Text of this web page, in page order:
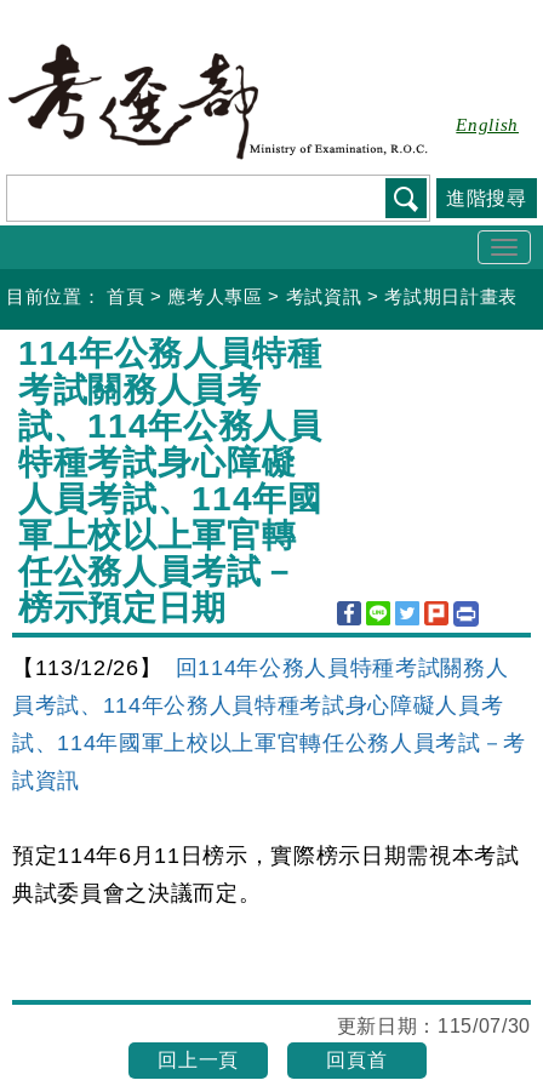
要
容
English
進階搜尋
目前位置： 首頁 > 應考人專區 > 考試資訊 >考試期日計畫表
:::
114年公務人員特種
考試關務人員考
試、114年公務人員
特種考試身心障礙
人員考試、114年國
軍上校以上軍官轉
任公務人員考試－
榜示預定日期
【113/12/26】
回114年公務人員特種考試關務人
員考試、114年公務人員特種考試身心障礙人員考
試、114年國軍上校以上軍官轉任公務人員考試－考
試資訊
預定114年6月11日榜示，實際榜示日期需視本考試
典試委員會之決議而定。
更新日期： 115/07/30
回上一頁
回頁首